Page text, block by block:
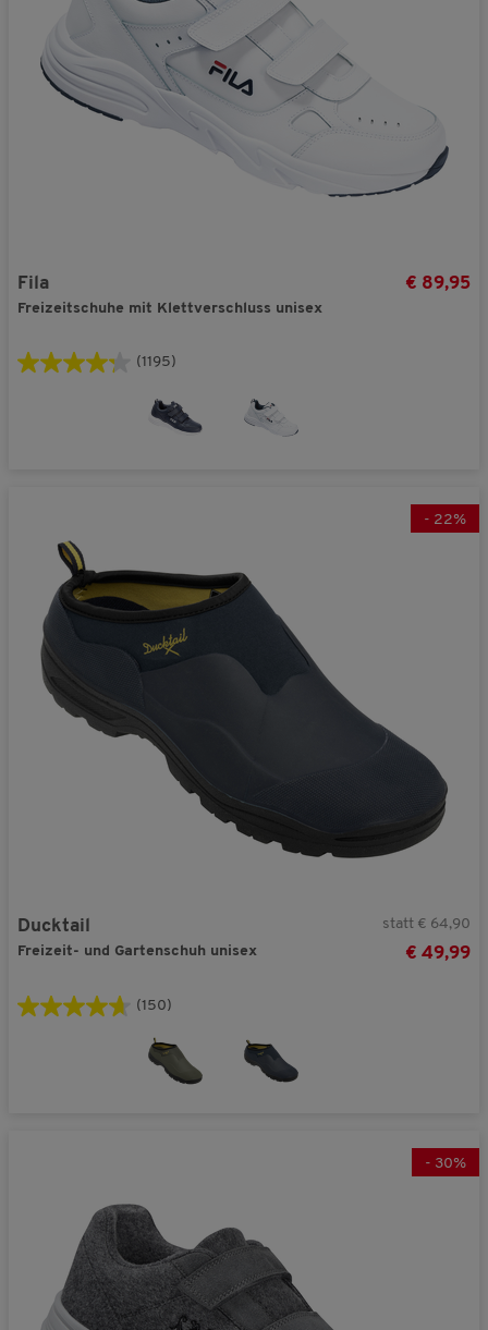
Fila
Freizeitschuhe mit Klettverschluss unisex
€ 89,95
(1195)
- 22%
Ducktail
Freizeit- und Gartenschuh unisex
statt € 64,90
€ 49,99
(150)
- 30%